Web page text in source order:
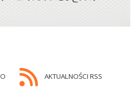
AKTUALNOŚCI RSS